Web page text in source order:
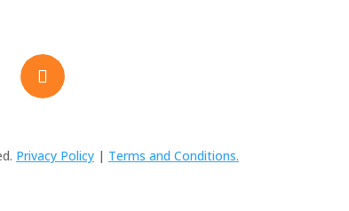
Privacy Policy | Terms and Conditions.